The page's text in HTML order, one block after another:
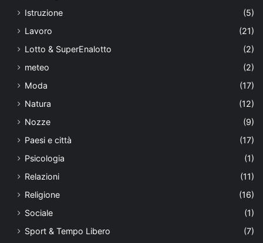
Istruzione
(5)
Lavoro
(21)
Lotto & SuperEnalotto
(2)
meteo
(2)
Moda
(17)
Natura
(12)
Nozze
(9)
Paesi e città
(17)
Psicologia
(1)
Relazioni
(11)
Religione
(16)
Sociale
(1)
Sport & Tempo Libero
(7)